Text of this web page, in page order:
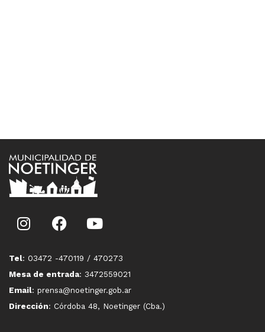
Tel: 03472 -470119 / 470273
Mesa de entrada: 3472559021
Email: prensa@noetinger.gob.ar
Dirección: Córdoba 48, Noetinger (Cba.)